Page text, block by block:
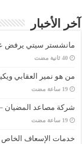
آخر الأخبار
مانشستر سيتي يرفض
‏40 ثانية مضت
من هو نمير العقابي
‏19 ساعة مضت
شركة مصاعد المضيان – خبرة منذ 1980 في
‏19 ساعة مضت
خدمات الإسعاف الخاص